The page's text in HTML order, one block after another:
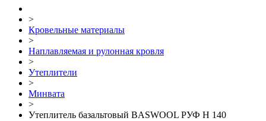
>
Кровельные материалы
>
Наплавляемая и рулонная кровля
>
Утеплители
>
Минвата
>
Утеплитель базальтовый BASWOOL РУФ Н 140